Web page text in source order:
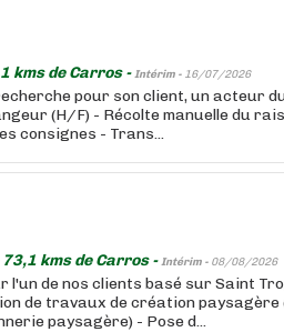
kms de Carros -Intérim - 16/07/2026
pour son client, un acteur
(H/F) - Récolte manuelle du
consignes - Trans...
kms de Carros -Intérim - 08/08/2026
l'un de nos clients basé sur Saint
de travaux de création
paysagère) - Pose d...